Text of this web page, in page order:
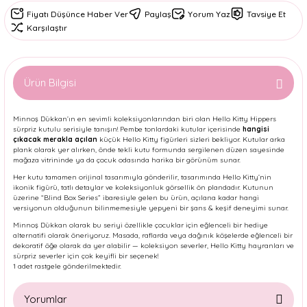
Fiyatı Düşünce Haber Ver Paylaş Yorum Yaz
Tavsiye Et
Karşılaştır
Ürün Bilgisi
Minnoş Dükkan’ın en sevimli koleksiyonlarından biri olan Hello Kitty Hippers
sürpriz kutulu serisiyle tanışın! Pembe tonlardaki kutular içerisinde hangisi
çıkacak merakla açılan küçük Hello Kitty figürleri sizleri bekliyor. Kutular arka
plank olarak yer alırken, önde tekli kutu formunda sergilenen düzen sayesinde
mağaza vitrininde ya da çocuk odasında harika bir görünüm sunar.
Her kutu tamamen orijinal tasarımıyla gönderilir, tasarımında Hello Kitty’nin
ikonik figürü, tatlı detaylar ve koleksiyonluk görsellik ön plandadır. Kutunun
üzerine “Blind Box Series” ibaresiyle gelen bu ürün, açılana kadar hangi
versiyonun olduğunun bilinmemesiyle yepyeni bir şans & keşif deneyimi sunar.
Minnoş Dükkan olarak bu seriyi özellikle çocuklar için eğlenceli bir hediye
alternatifi olarak öneriyoruz. Masada, raflarda veya dağınık köşelerde eğlenceli bir
dekoratif öğe olarak da yer alabilir — koleksiyon severler, Hello Kitty hayranları ve
sürpriz severler için çok keyifli bir seçenek!
1 adet rastgele gönderilmektedir.
Yorumlar